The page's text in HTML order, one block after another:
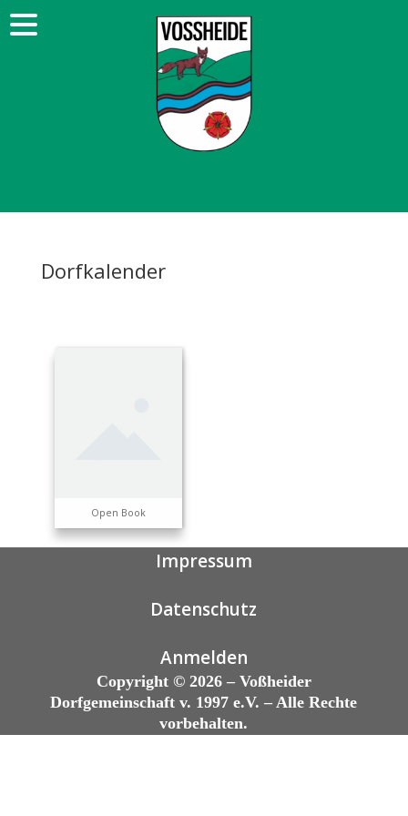
Dorfkalender
Open Book
Impressum
Datenschutz
Anmelden
Copyright © 2026 – Voßheider
Dorfgemeinschaft v. 1997 e.V. – Alle Rechte
vorbehalten.